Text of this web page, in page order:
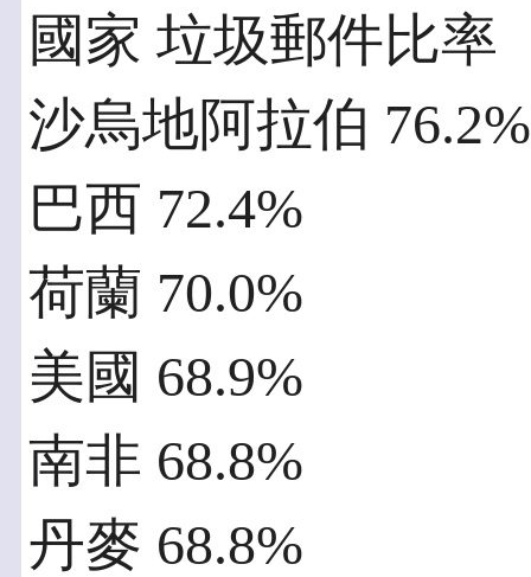
國家 垃圾郵件比率
沙烏地阿拉伯 76.2%
巴西 72.4%
荷蘭 70.0%
美國 68.9%
南非 68.8%
丹麥 68.8%